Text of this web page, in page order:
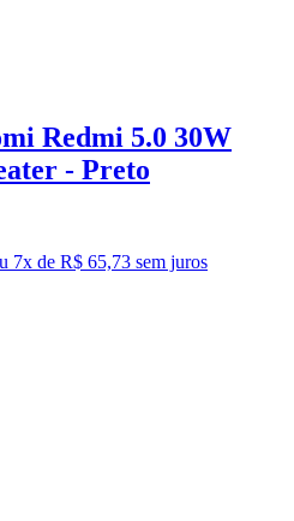
Redmi 5.0 30W
- Preto
7x de R$ 65,73 sem juros